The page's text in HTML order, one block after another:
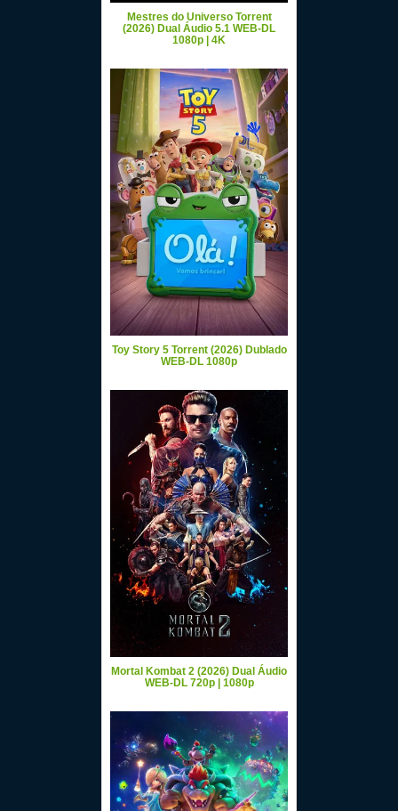
Mestres do Universo Torrent
(2026) Dual Áudio 5.1 WEB-DL
1080p | 4K
Toy Story 5 Torrent (2026) Dublado
WEB-DL 1080p
Mortal Kombat 2 (2026) Dual Áudio
WEB-DL 720p | 1080p